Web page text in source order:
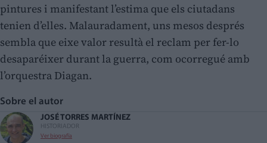
pintures i manifestant l’estima que els ciutadans
tenien d’elles. Malauradament, uns mesos després
sembla que eixe valor resultà el reclam per fer-lo
desaparéixer durant la guerra, com ocorregué amb
l’orquestra Diagan.
Sobre el autor
JOSÉ TORRES MARTÍNEZ
HISTORIADOR
Ver biografía